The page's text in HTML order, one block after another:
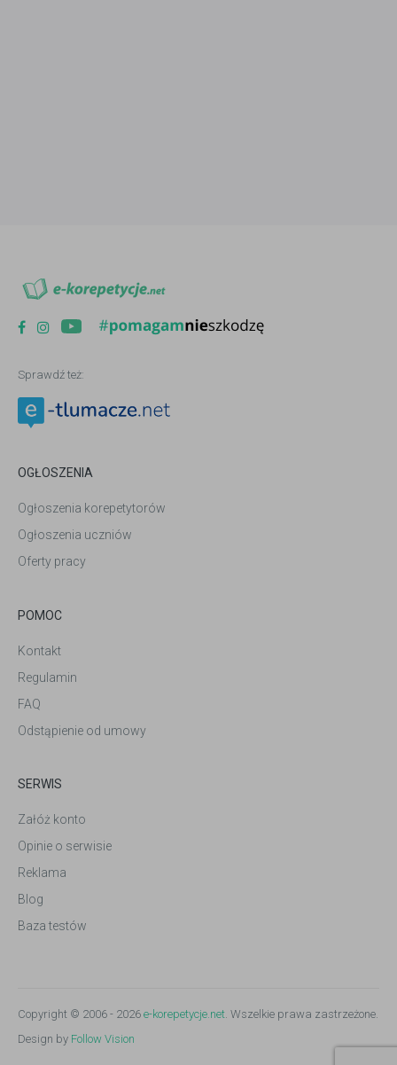
Sprawdź też:
OGŁOSZENIA
Ogłoszenia korepetytorów
Ogłoszenia uczniów
Oferty pracy
POMOC
Kontakt
Regulamin
FAQ
Odstąpienie od umowy
SERWIS
Załóż konto
Opinie o serwisie
Reklama
Blog
Baza testów
Copyright © 2006 - 2026 e-korepetycje.net. Wszelkie prawa zastrzeżone.
Design by Follow Vision